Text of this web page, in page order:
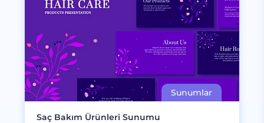
Saç Bakım Ürünleri Sunumu